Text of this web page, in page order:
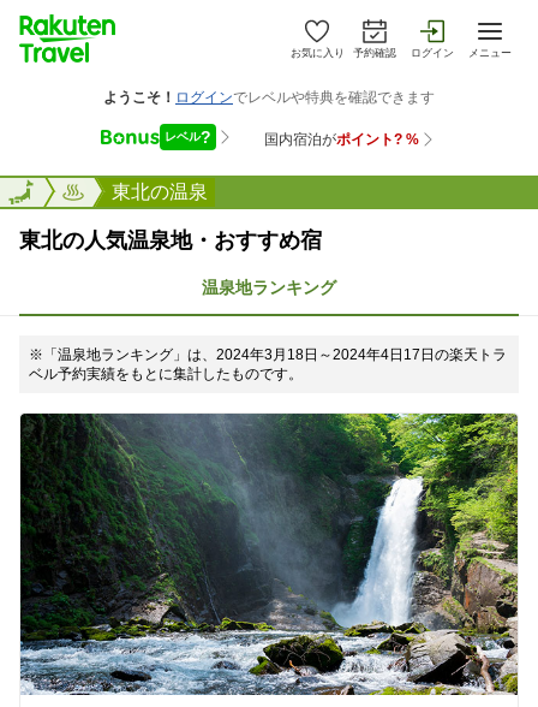
お気に入り 予約確認 ログイン メニュー
楽天トラベル東北の温泉
東北の人気温泉地・おすすめ宿
温泉地ランキング
※「温泉地ランキング」は、2024年3月18日～2024年4日17日の楽天トラ
ベル予約実績をもとに集計したものです。